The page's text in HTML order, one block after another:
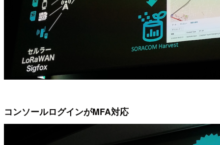
コンソールログインがMFA対応